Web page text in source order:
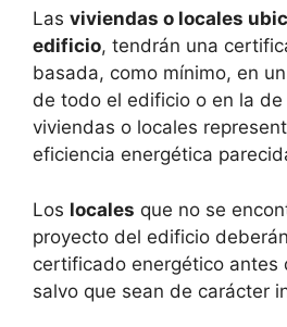
Las viviendas o locales
edificio, tendrán una
basada, como mínimo, en
de todo el edificio o en la de
viviendas o locales
eficiencia energética
Los locales que no se
proyecto del edificio
certificado energético antes
salvo que sean de carácter